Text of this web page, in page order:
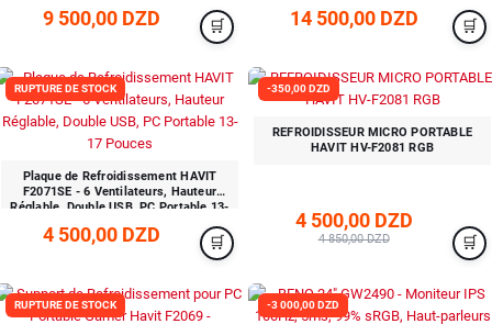
9 500,00 DZD 14 500,00 DZD
RUPTURE DE STOCK
Plaque de Refroidissement HAVIT
F2071SE - 6 Ventilateurs, Hauteur
Réglable, Double USB, PC Portable 13-
4 500,00 DZD
-350,00 DZD
REFROIDISSEUR MICRO PORTABLE
HAVIT HV-F2081 RGB
4 500,00 DZD
4 850,00 DZD
RUPTURE DE STOCK -3 000,00 DZD